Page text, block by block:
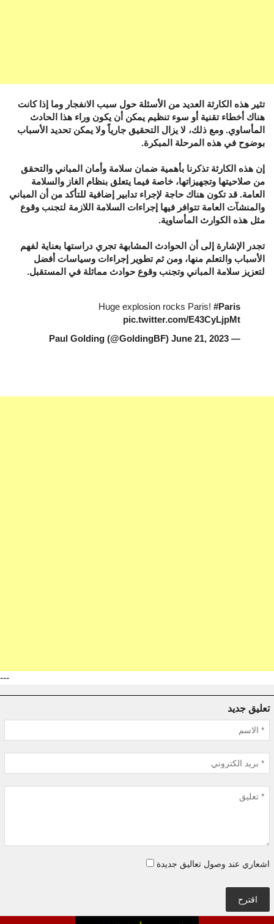
تثير هذه الكارثة العديد من الأسئلة حول سبب الانفجار وما إذا كانت
هناك أخطاء تقنية أو سوء تنظيم يمكن أن يكون وراء هذا الحادث
المأساوي. ومع ذلك، لا يزال التحقيق جارياً ولا يمكن تحديد الأسباب
بوضوح في هذه المرحلة المبكرة.
إن هذه الكارثة تذكرنا بأهمية ضمان سلامة وأمان المباني والتحقق
من صلاحيتها وتجهيزاتها، خاصة فيما يتعلق بنظام الغاز والسلامة
العامة. قد تكون هناك حاجة لإجراء تدابير إضافية للتأكد من أن المباني
والمنشآت العامة تتوافر فيها إجراءات السلامة اللازمة لتجنب وقوع
مثل هذه الكوارث المأساوية.
تجدر الإشارة إلى أن الحوادث المشابهة تجري دراستها بعناية لفهم
الأسباب والتعلم منها، ومن ثم تطوير إجراءات وسياسات أفضل
لتعزيز سلامة المباني وتجنب وقوع حوادث مماثلة في المستقبل.
Huge explosion rocks Paris! #Paris
pic.twitter.com/E43CyLjpMt
— Paul Golding (@GoldingBF)
June 21, 2023
---
تعليق جديد
اشعاري عند وصول تعاليق جديدة
اقترح